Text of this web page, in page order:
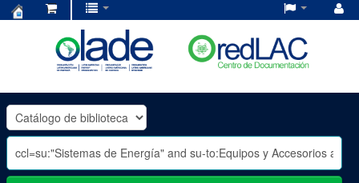
OLADE
-